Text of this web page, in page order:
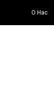
О Нас